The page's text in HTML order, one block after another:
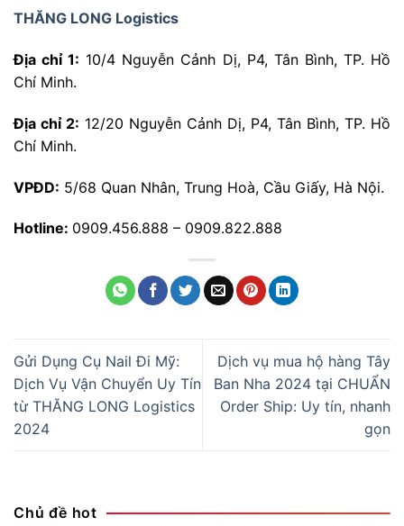
THĂNG LONG Logistics
Địa chỉ 1: 10/4 Nguyễn Cảnh Dị, P4, Tân Bình, TP. Hồ
Chí Minh.
Địa chỉ 2: 12/20 Nguyễn Cảnh Dị, P4, Tân Bình, TP. Hồ
Chí Minh.
VPĐD: 5/68 Quan Nhân, Trung Hoà, Cầu Giấy, Hà Nội.
Hotline: 0909.456.888 – 0909.822.888
Gửi Dụng Cụ Nail Đi Mỹ:
Dịch Vụ Vận Chuyển Uy Tín
từ THĂNG LONG Logistics
2024
Dịch vụ mua hộ hàng Tây
Ban Nha 2024 tại CHUẨN
Order Ship: Uy tín, nhanh
gọn
Chủ đề hot